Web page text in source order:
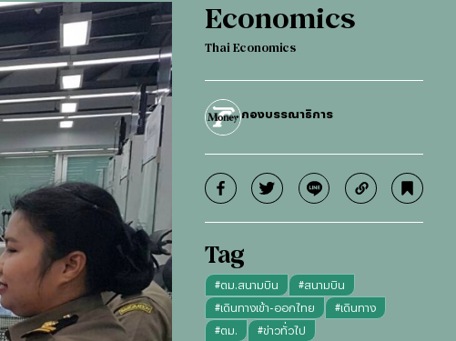
Economics
Thai Economics
กองบรรณาธิการ
Tag
#ตม.สนามบิน #สนามบิน
#เดินทางเข้า-ออกไทย #เดินทาง
#ตม. #ข่าวทั่วไป